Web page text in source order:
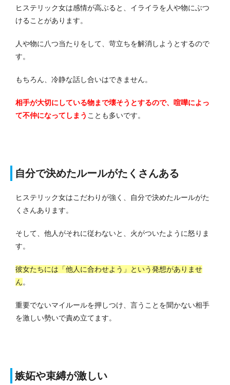
ヒステリック女は感情が高ぶると、イライラを人や物にぶつ
けることがあります。
人や物に八つ当たりをして、苛立ちを解消しようとするので
す。
もちろん、冷静な話し合いはできません。
相手が大切にしている物まで壊そうとするので、喧嘩によっ
て不仲になってしまう ことも多いです。
自分で決めたルールがたくさんある
ヒステリック女はこだわりが強く、自分で決めたルールがた
くさんあります。
そして、他人がそれに従わないと、火がついたように怒りま
す。
彼女たちには「他人に合わせよう」という発想がありませ
ん。
重要でないマイルールを押しつけ、言うことを聞かない相手
を激しい勢いで責め立てます。
嫉妬や束縛が激しい